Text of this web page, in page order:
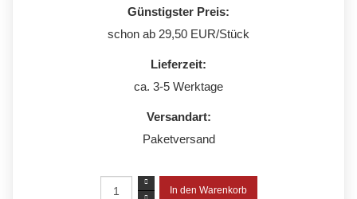
Günstigster Preis:
schon ab 29,50 EUR/Stück
Lieferzeit:
ca. 3-5 Werktage
Versandart:
Paketversand